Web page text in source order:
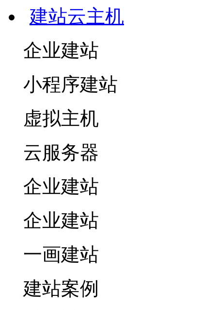
建站云主机
企业建站
小程序建站
虚拟主机
云服务器
企业建站
企业建站
一画建站
建站案例